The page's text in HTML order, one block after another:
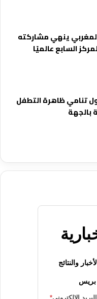
ينهي مشاركته
السابع عالميًا
تنامي ظاهرة التطفل
بالجهة
والنتائج
بريس